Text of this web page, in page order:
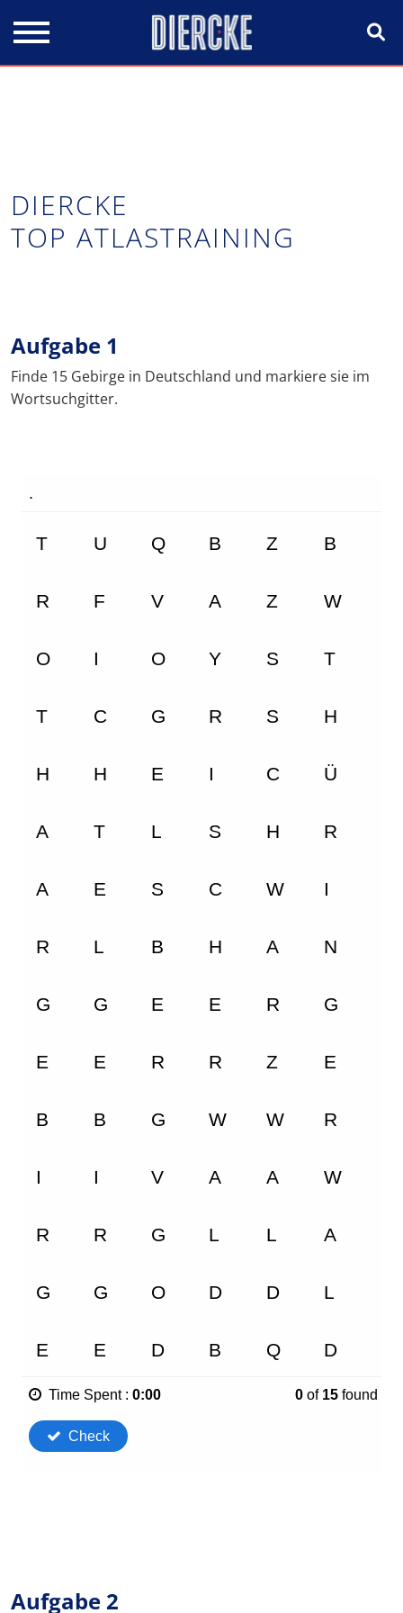
DIERCKE
TOP ATLASTRAINING
Aufgabe 1
Finde 15 Gebirge in Deutschland und markiere sie im
Wortsuchgitter.
Aufgabe 2